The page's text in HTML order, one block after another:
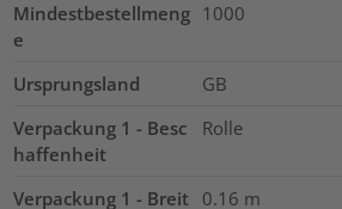
Mindestbestellmeng
e
1000
Ursprungsland
GB
Verpackung 1 - Besc
haffenheit
Rolle
Verpackung 1 - Breit 0.16 m